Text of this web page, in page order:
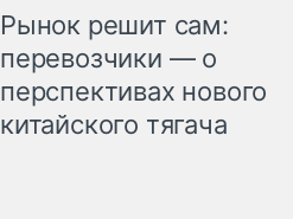
Рынок решит сам:
перевозчики — о
перспективах нового
китайского тягача